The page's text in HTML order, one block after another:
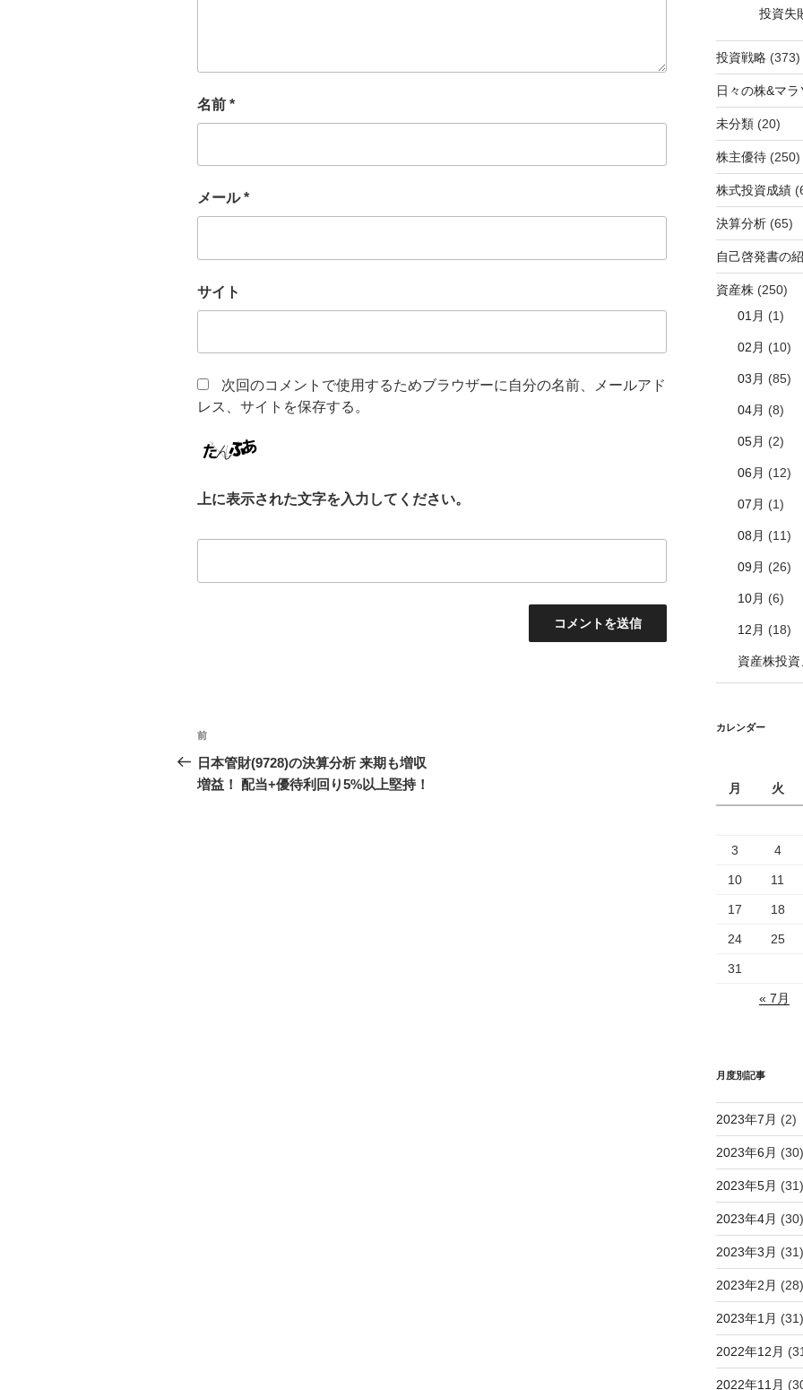
名前 *
メール*
サイト
次回のコメントで使用するためブラウザーに自分の名前、メールアド
レス、サイトを保存する。
上に表示された文字を入力してください。
投
稿
ナ
前
の
投
前
日本管財(9728)の決算分析 来期も増収
増益！ 配当+優待利回り5%以上堅持！
投資失
投資戦略(373)
日々の株&マ
未分類(20)
株主優待(250)
株式投資成績
決算分析(65)
自己啓発書の
資産株(250)
01月 (1)
02月 (10)
03月 (85)
04月 (8)
05月 (2)
06月 (12)
07月 (1)
08月 (11)
09月 (26)
10月 (6)
12月 (18)
資産株投資
カレンダー
月
火
3 4
10 11
17 18
24 25
31
« 7月
月度別記事
2023年7月 (2)
2023年6月 (30)
2023年5月 (31)
2023年4月 (30)
2023年3月 (31)
2023年2月 (28)
2023年1月 (31)
2022年12月
2022年11月